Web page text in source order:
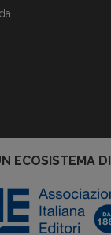
ECOSISTEMA DI